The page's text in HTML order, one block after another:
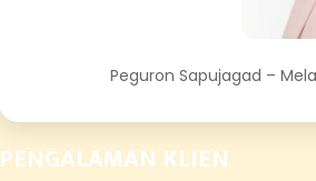
Peguron Sapujagad –
PENGALAMAN KLIEN